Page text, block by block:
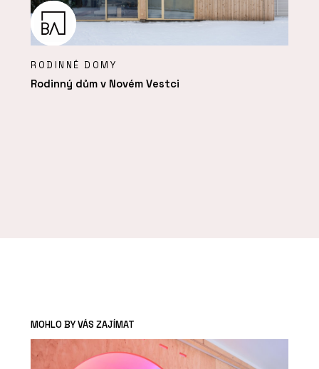
RODINNÉ DOMY
Rodinný dům v Novém Vestci
MOHLO BY VÁS ZAJÍMAT